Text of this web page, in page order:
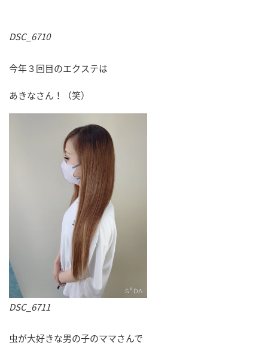
DSC_6710
今年３回目のエクステは
あきなさん！（笑）
DSC_6711
虫が大好きな男の子のママさんで